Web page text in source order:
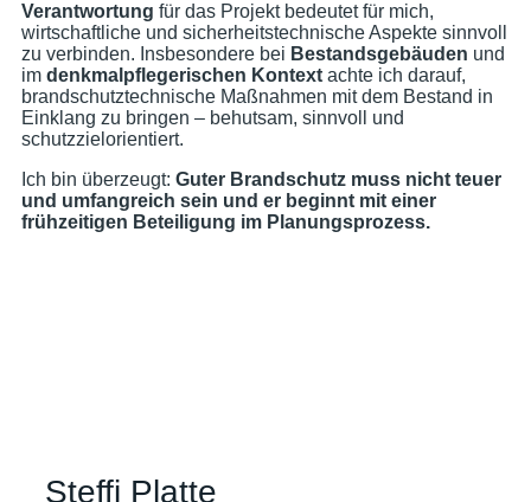
Verantwortung für das Projekt bedeutet für mich,
wirtschaftliche und sicherheitstechnische Aspekte sinnvoll
zu verbinden. Insbesondere bei Bestandsgebäuden und
im denkmalpflegerischen Kontext achte ich darauf,
brandschutztechnische Maßnahmen mit dem Bestand in
Einklang zu bringen – behutsam, sinnvoll und
schutzzielorientiert.
Ich bin überzeugt: Guter Brandschutz muss nicht teuer
und umfangreich sein und er beginnt mit einer
frühzeitigen Beteiligung im Planungsprozess.
Steffi Platte